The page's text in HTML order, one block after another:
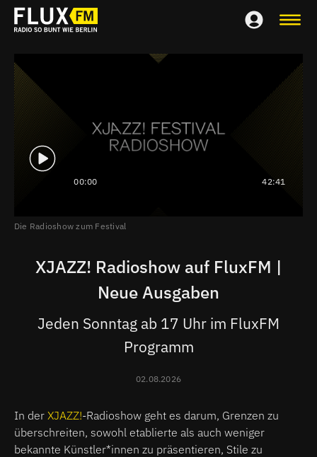
00:00 42:41
Die Radioshow zum Festival
XJAZZ! Radioshow auf FluxFM |
Neue Ausgaben
Jeden Sonntag ab 17 Uhr im FluxFM
Programm
02.08.2026
In der XJAZZ!-Radioshow geht es darum, Grenzen zu
überschreiten, sowohl etablierte als auch weniger
bekannte Künstler*innen zu präsentieren, Stile zu